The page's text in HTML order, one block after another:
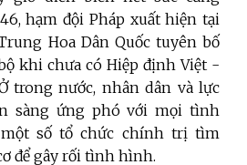
hạm đội Pháp xuất hiện tại
Hoa Dân Quốc tuyên bố
khi chưa có Hiệp định Việt -
trong nước, nhân dân và lực
sàng ứng phó với mọi tình
số tổ chức chính trị tìm
để gây rối tình hình.